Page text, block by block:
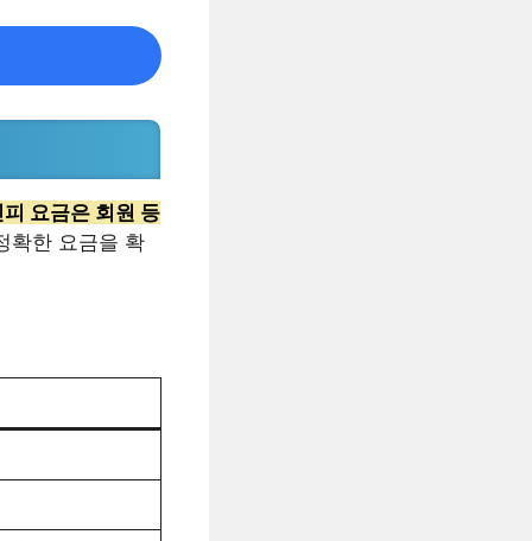
요금은 회원 등
확한 요금을 확